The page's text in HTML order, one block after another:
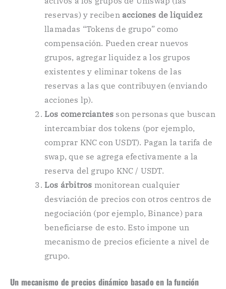
reservas) y reciben acciones de liquidez
llamadas “Tokens de grupo” como
compensación. Pueden crear nuevos
grupos, agregar liquidez a los grupos
existentes y eliminar tokens de las
reservas a las que contribuyen (enviando
acciones lp).
Los comerciantes son personas que buscan
intercambiar dos tokens (por ejemplo,
comprar KNC con USDT). Pagan la tarifa de
swap, que se agrega efectivamente a la
reserva del grupo KNC / USDT.
Los árbitros monitorean cualquier
desviación de precios con otros centros de
negociación (por ejemplo, Binance) para
beneficiarse de esto. Esto impone un
mecanismo de precios eficiente a nivel de
grupo.
Un mecanismo de precios dinámico basado en la función